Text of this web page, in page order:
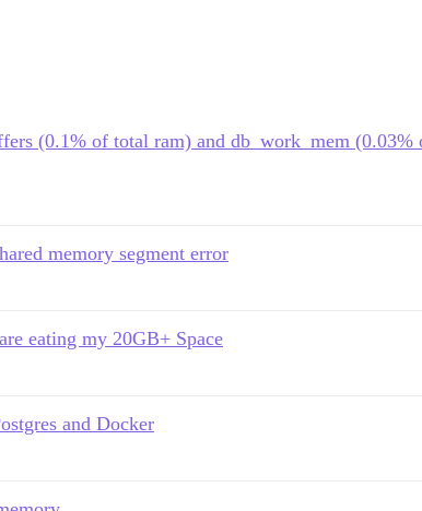
(0.1% of total ram) and db_work_mem (0.03%
memory segment error
eating my 20GB+ Space
and Docker